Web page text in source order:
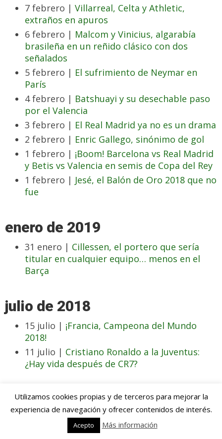
7 febrero | Villarreal, Celta y Athletic,
extraños en apuros
6 febrero | Malcom y Vinicius, algarabía
brasileña en un reñido clásico con dos
señalados
5 febrero | El sufrimiento de Neymar en
París
4 febrero | Batshuayi y su desechable paso
por el Valencia
3 febrero | El Real Madrid ya no es un drama
2 febrero | Enric Gallego, sinónimo de gol
1 febrero | ¡Boom! Barcelona vs Real Madrid
y Betis vs Valencia en semis de Copa del Rey
1 febrero | Jesé, el Balón de Oro 2018 que no
fue
enero de 2019
31 enero | Cillessen, el portero que sería
titular en cualquier equipo… menos en el
Barça
julio de 2018
15 julio | ¡Francia, Campeona del Mundo
2018!
11 julio | Cristiano Ronaldo a la Juventus:
¿Hay vida después de CR7?
junio de 2018
19 junio |Sergej Milinkovic-Savic, el crack en
ciernes por el que todos suspiran
Utilizamos cookies propias y de terceros para mejorar la
experiencia de navegación y ofrecer contenidos de interés.
Acepto Más información